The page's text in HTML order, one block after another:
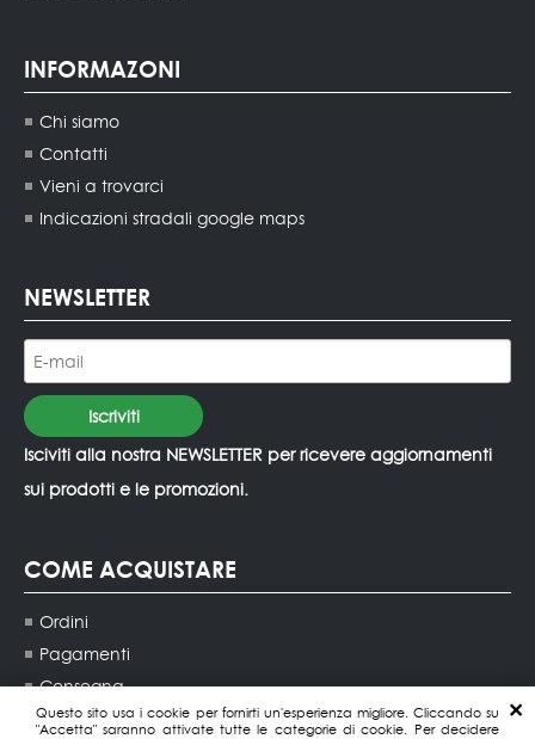
Questo sito usa i cookie per fornirti un'esperienza migliore. Cliccando su
"Accetta" saranno attivate tutte le categorie di cookie. Per decidere
INFORMAZONI
Chi siamo
Contatti
Vieni a trovarci
Indicazioni stradali google maps
NEWSLETTER
Isciviti alla nostra NEWSLETTER per ricevere aggiornamenti
sui prodotti e le promozioni.
COME ACQUISTARE
Ordini
Pagamenti
Consegna
Contatti agenti di vendita